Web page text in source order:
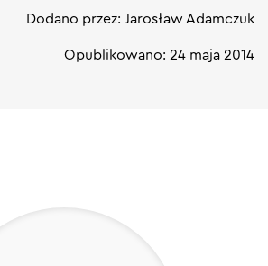
Dodano przez: Jarosław Adamczuk
Opublikowano: 24 maja 2014